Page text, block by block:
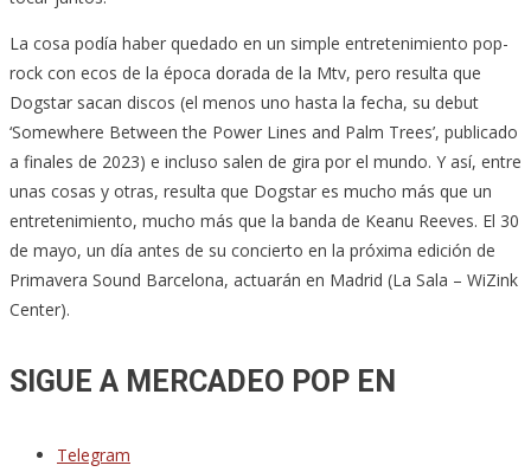
La cosa podía haber quedado en un simple entretenimiento pop-
rock con ecos de la época dorada de la Mtv, pero resulta que
Dogstar sacan discos (el menos uno hasta la fecha, su debut
‘Somewhere Between the Power Lines and Palm Trees’, publicado
a finales de 2023) e incluso salen de gira por el mundo. Y así, entre
unas cosas y otras, resulta que Dogstar es mucho más que un
entretenimiento, mucho más que la banda de Keanu Reeves. El 30
de mayo, un día antes de su concierto en la próxima edición de
Primavera Sound Barcelona, actuarán en Madrid (La Sala – WiZink
Center).
SIGUE A MERCADEO POP EN
Telegram